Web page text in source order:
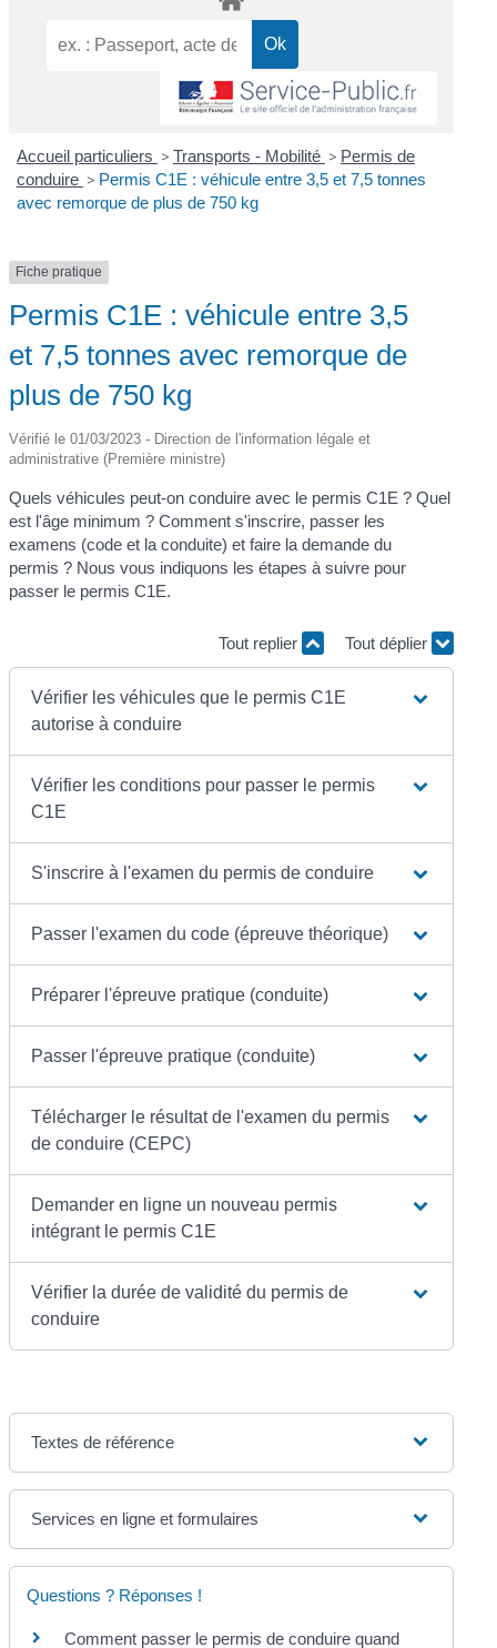
Accueil particuliers > Transports - Mobilité > Permis de
conduire > Permis C1E : véhicule entre 3,5 et 7,5 tonnes
avec remorque de plus de 750 kg
Fiche pratique
Permis C1E : véhicule entre 3,5
et 7,5 tonnes avec remorque de
plus de 750 kg
Vérifié le 01/03/2023 - Direction de l'information légale et
administrative (Première ministre)
Quels véhicules peut-on conduire avec le permis C1E ? Quel
est l'âge minimum ? Comment s'inscrire, passer les
examens (code et la conduite) et faire la demande du
permis ? Nous vous indiquons les étapes à suivre pour
passer le permis C1E.
Tout replier Tout déplier
Vérifier les véhicules que le permis C1E
autorise à conduire
Vérifier les conditions pour passer le permis
C1E
S'inscrire à l'examen du permis de conduire
Passer l'examen du code (épreuve théorique)
Préparer l'épreuve pratique (conduite)
Passer l'épreuve pratique (conduite)
Télécharger le résultat de l'examen du permis
de conduire (CEPC)
Demander en ligne un nouveau permis
intégrant le permis C1E
Vérifier la durée de validité du permis de
conduire
Textes de référence
Services en ligne et formulaires
Questions ? Réponses !
Comment passer le permis de conduire quand